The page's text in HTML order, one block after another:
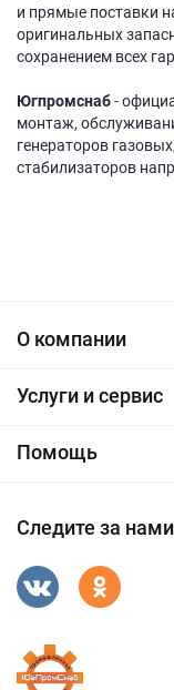
и прямые поставки
оригинальных
сохранением всех
Югпромснаб-
монтаж,
генераторов
стабилизаторов
О компании
Услуги и сервис
Помощь
Следите за нами